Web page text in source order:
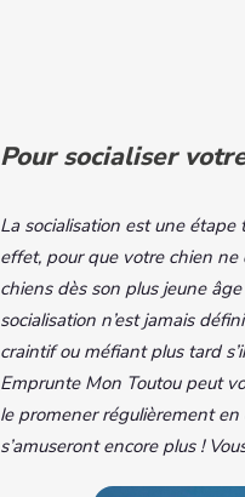
Pour socialiser
La socialisation est une
effet, pour que votre chien ne
chiens dès son plus jeune
socialisation n’est jamais
craintif ou méfiant plus tard
Emprunte Mon Toutou peut
le promener régulièrement
s’amuseront encore plus !